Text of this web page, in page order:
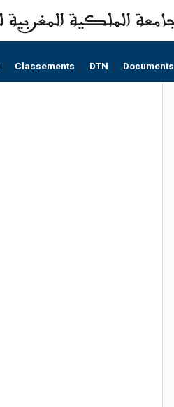
Classements DTN Documents